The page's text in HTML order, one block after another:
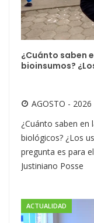
¿Cuánto saben
bioinsumos?
AGOSTO - 2026
¿Cuánto saben en
biológicos? ¿Los
pregunta es para
Justiniano Posse
ACTUALIDAD